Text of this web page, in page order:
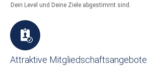
Dein Level und Deine Ziele abgestimmt sind.
Attraktive Mitgliedschaftsangebote